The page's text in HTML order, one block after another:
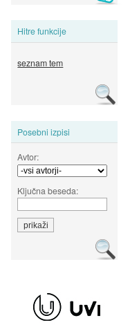
Hitre funkcije
seznam tem
Posebni izpisi
Avtor:
Ključna beseda: